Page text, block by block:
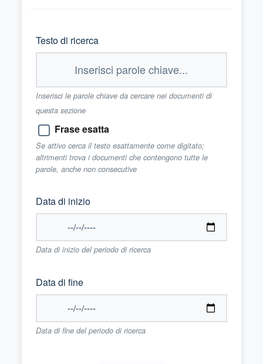
Testo di ricerca
Inserisci le parole chiave da cercare nei documenti di
questa sezione
Frase esatta
Se attivo cerca il testo esattamente come digitato;
altrimenti trova i documenti che contengono tutte le
parole, anche non consecutive
Data di inizio
Data di inizio del periodo di ricerca
Data di fine
Data di fine del periodo di ricerca